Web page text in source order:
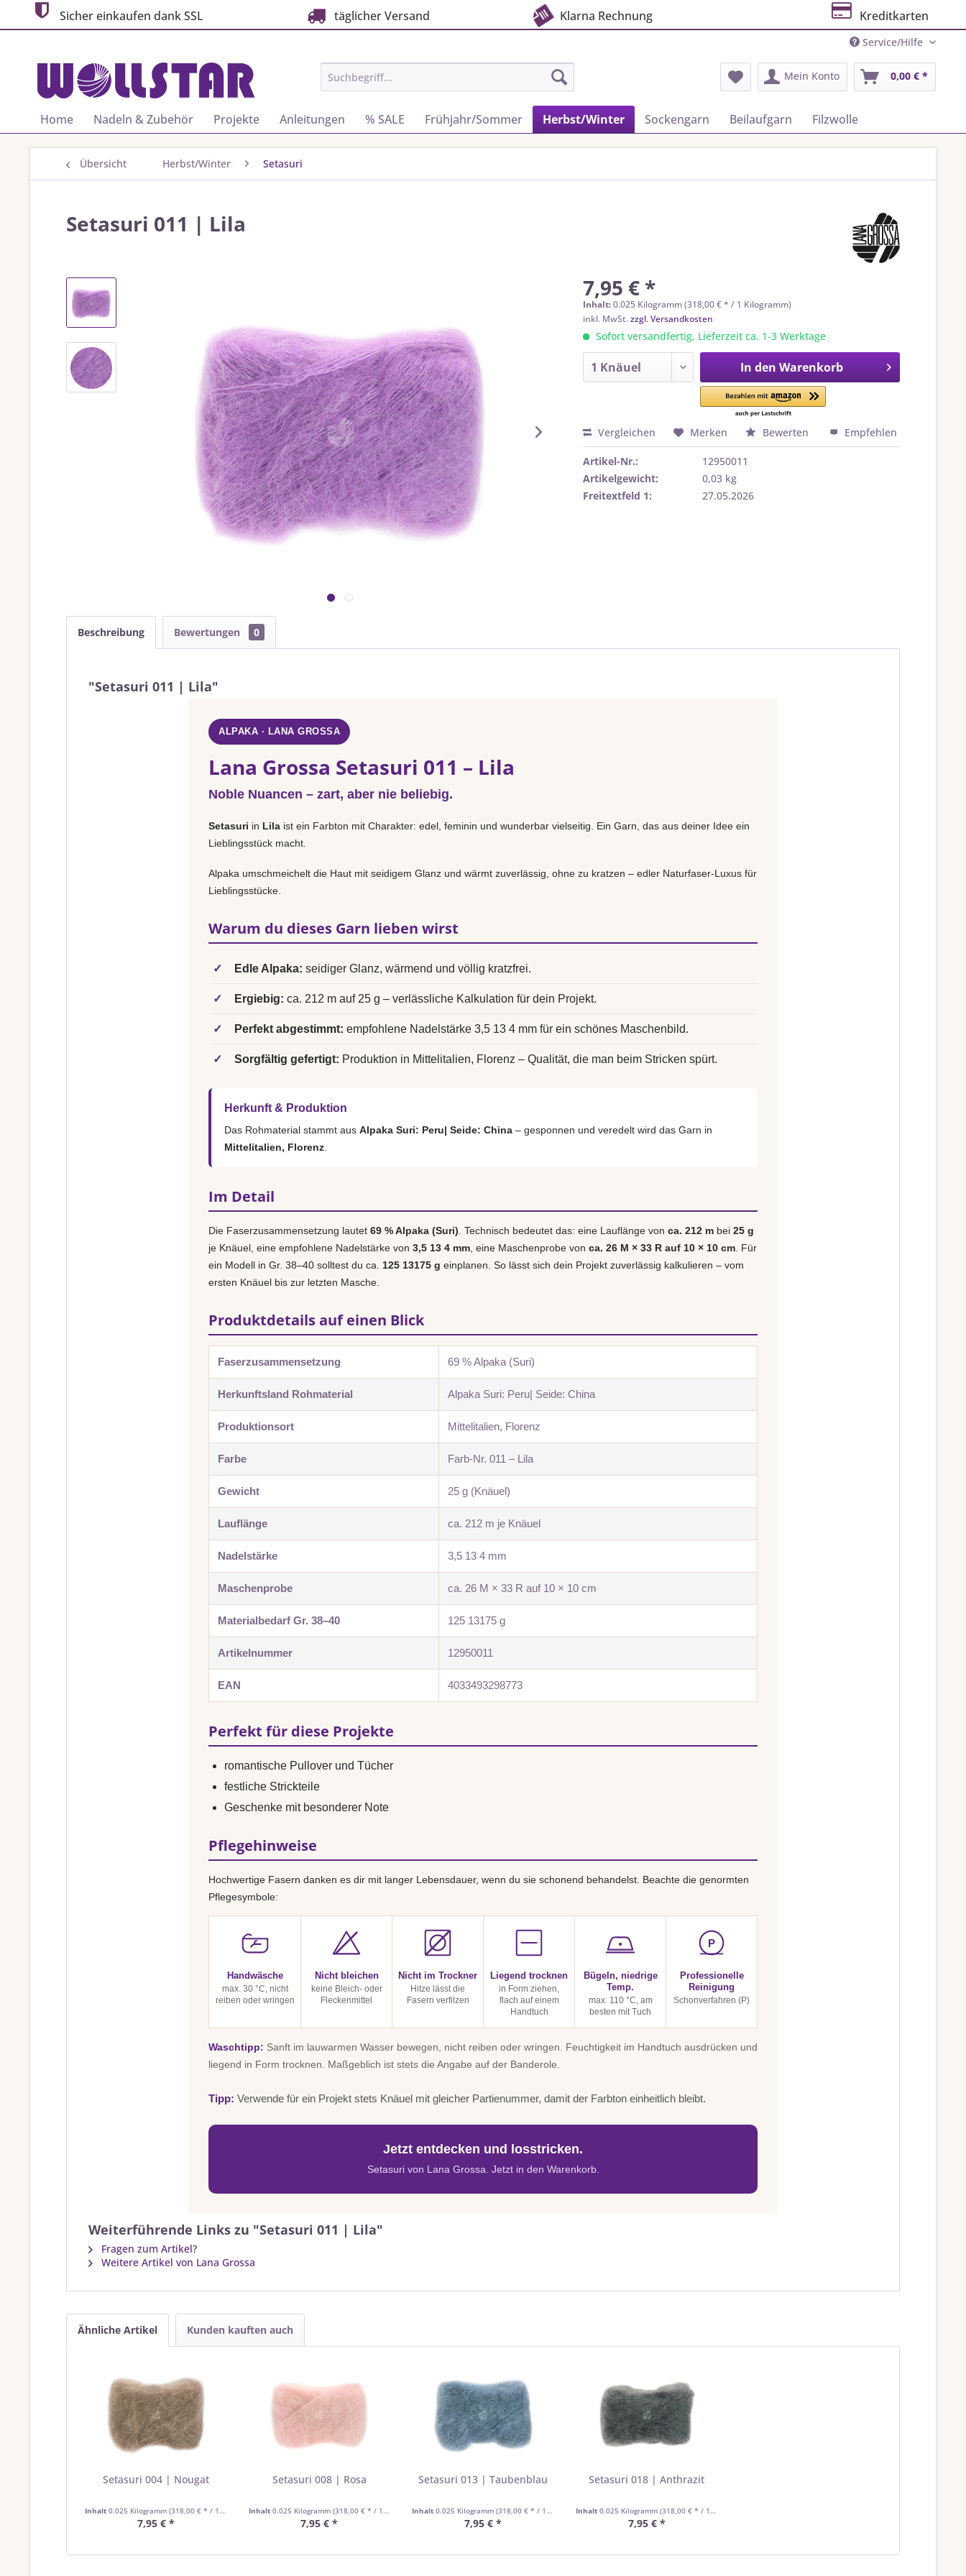
Sicher einkaufen dank SSL täglicher Versand Klarna Rechnung Kreditkarten
Service/Hilfe
Mein Konto 0,00 € *
Home Nadeln & Zubehör Projekte Anleitungen % SALE Frühjahr/Sommer Herbst/Winter Sockengarn Beilaufgarn Filzwolle
Übersicht Herbst/Winter Setasuri
Setasuri 011 | Lila
7,95 € *
Inhalt:0.025 Kilogramm (318,00 € * / 1 Kilogramm)
inkl. MwSt.zzgl. Versandkosten
Sofort versandfertig, Lieferzeit ca. 1-3 Werktage
In den Warenkorb
Vergleichen Merken Bewerten Empfehlen
Artikel-Nr.:
12950011
Artikelgewicht:
0,03 kg
Freitextfeld 1:
27.05.2026
Beschreibung Bewertungen 0
"Setasuri 011 | Lila"
ALPAKA · LANA GROSSA
Lana Grossa Setasuri 011 – Lila
Noble Nuancen – zart, aber nie beliebig.
Setasuri in Lila ist ein Farbton mit Charakter: edel, feminin und wunderbar vielseitig. Ein Garn, das aus deiner Idee ein
Lieblingsstück macht.
Alpaka umschmeichelt die Haut mit seidigem Glanz und wärmt zuverlässig, ohne zu kratzen – edler Naturfaser-Luxus für
Lieblingsstücke.
Warum du dieses Garn lieben wirst
✓ Edle Alpaka: seidiger Glanz, wärmend und völlig kratzfrei.
✓ Ergiebig: ca. 212 m auf 25 g – verlässliche Kalkulation für dein Projekt.
✓ Perfekt abgestimmt: empfohlene Nadelstärke 3,5 13 4 mm für ein schönes Maschenbild.
✓ Sorgfältig gefertigt: Produktion in Mittelitalien, Florenz – Qualität, die man beim Stricken spürt.
Herkunft & Produktion
Das Rohmaterial stammt aus Alpaka Suri: Peru| Seide: China – gesponnen und veredelt wird das Garn in
Mittelitalien, Florenz
Im Detail
Die Faserzusammensetzung lautet 69 % Alpaka (Suri) . Technisch bedeutet das: eine Lauflänge von ca. 212 m bei 25 g
je Knäuel, eine empfohlene Nadelstärke von 3,5 13 4 mm , eine Maschenprobe von ca. 26 M × 33 R auf 10 × 10 cm . Für
ein Modell in Gr. 38–40 solltest du ca. 125 13175 g einplanen. So lässt sich dein Projekt zuverlässig kalkulieren – vom
ersten Knäuel bis zur letzten Masche.
Produktdetails auf einen Blick
Faserzusammensetzung 69 % Alpaka (Suri)
Herkunftsland Rohmaterial Alpaka Suri: Peru| Seide: China
Produktionsort Mittelitalien, Florenz
Farbe Farb-Nr. 011 – Lila
Gewicht 25 g (Knäuel)
Lauflänge ca. 212 m je Knäuel
Nadelstärke 3,5 13 4 mm
Maschenprobe ca. 26 M × 33 R auf 10 × 10 cm
Materialbedarf Gr. 38–40 125 13175 g
Artikelnummer 12950011
EAN 4033493298773
Perfekt für diese Projekte
romantische Pullover und Tücher
festliche Strickteile
Geschenke mit besonderer Note
Pflegehinweise
Hochwertige Fasern danken es dir mit langer Lebensdauer, wenn du sie schonend behandelst. Beachte die genormten
Pflegesymbole:
Handwäsche
max. 30 °C, nicht
reiben oder wringen
Nicht bleichen
keine Bleich- oder
Fleckenmittel
Nicht im Trockner
Hitze lässt die
Fasern verfilzen
Liegend trocknen
in Form ziehen,
flach auf einem
Handtuch
Bügeln, niedrige
Temp.
max. 110 °C, am
besten mit Tuch
P
Professionelle
Reinigung
Schonverfahren (P)
Waschtipp: Sanft im lauwarmen Wasser bewegen, nicht reiben oder wringen. Feuchtigkeit im Handtuch ausdrücken und
liegend in Form trocknen. Maßgeblich ist stets die Angabe auf der Banderole.
Tipp: Verwende für ein Projekt stets Knäuel mit gleicher Partienummer, damit der Farbton einheitlich bleibt.
Jetzt entdecken und losstricken.
Setasuri von Lana Grossa. Jetzt in den Warenkorb.
Weiterführende Links zu "Setasuri 011 | Lila"
Fragen zum Artikel?
Weitere Artikel von Lana Grossa
Ähnliche Artikel Kunden kauften auch
Setasuri 004 | Nougat
Inhalt 0.025 Kilogramm (318,00 € * / 1 Kilogramm)
7,95 € *
Setasuri 008 | Rosa
Inhalt 0.025 Kilogramm (318,00 € * / 1 Kilogramm)
7,95 € *
Setasuri 013 | Taubenblau
Inhalt0.025 Kilogramm(318,00 € * / 1 Kilogramm)
7,95 € *
Setasuri 018 | Anthrazit
Inhalt 0.025 Kilogramm (318,00 € * / 1 Kilogramm)
7,95 € *